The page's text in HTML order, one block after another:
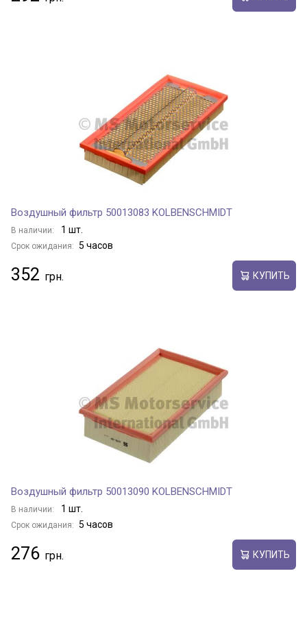
Воздушный фильтр 50013083 KOLBENSCHMIDT
В наличии: 1 шт.
Срок ожидания: 5 часов
352 КУПИТЬ
Воздушный фильтр 50013090 KOLBENSCHMIDT
В наличии: 1 шт.
Срок ожидания: 5 часов
276 КУПИТЬ